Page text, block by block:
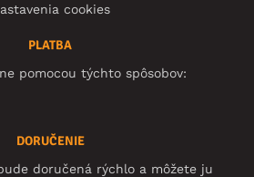
cookies
PLATBA
pomocou týchto spôsobov:
DORUČENIE
doručená rýchlo a môžete ju